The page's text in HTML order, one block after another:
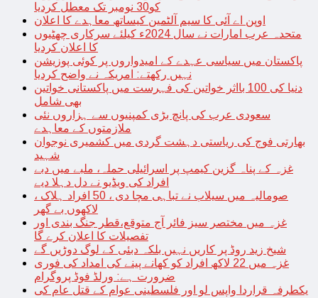
کو30 نومبر تک معطل کردیا
اوپن اے آئی کا سیم آلٹمین کیساتھ معاہدے کا اعلان
متحدہ عرب امارات نے سال 2024ء کیلئے سرکاری چھٹیوں
کا اعلان کردیا
پاکستان میں سیاسی عہدے کے امیدواروں پر کوئی پوزیشن
نہیں رکھتے: امریکہ نے واضح کردیا
دنیا کی 100 بااثر خواتین کی فہرست میں پاکستانی خواتین
بھی شامل
سعودی عرب کی پانچ بڑی کمپنیوں سے ہزاروں نئی
ملازمتوں کے معاہدے
بھارتی فوج کی ریاستی دہشت گردی میں کشمیری نوجوان
شہید
غزہ کے پناہ گزین کیمپ پر اسرائیلی حملہ، ملبے میں دبے
افراد کی ویڈیو نے دل دہلا دیے
صومالیہ میں سیلاب نے تباہی مچا دی ، 50 افراد ہلاک ،
لاکھوں بے گھر
غزہ میں مختصر سیز فائر آج متوقع،قطر جنگ بندی اور
تفصیلات کا اعلان کرے گا
شیخ زید روڈ پر کاریں نہیں بلکہ دبئی کے لوگ دوڑیں گے
غزہ میں 22 لاکھ افراد کو کھانے پینے کی امداد کی فوری
ضرورت ہے: ورلڈ فوڈ پروگرام
یکطرفہ قراردا واپس لو اور فلسطینی عوام کے قتل عام کی